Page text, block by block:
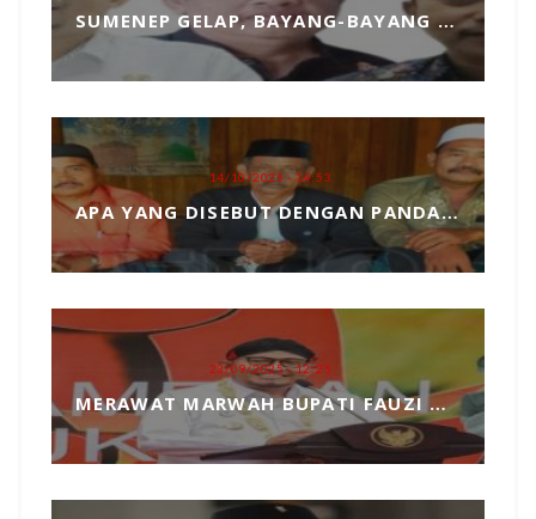
SUMENEP GELAP, BAYANG-BAYANG MATAHARI KEMBAR HANTUI PENGANGKATAN SEKDA
14/10/2025 - 14:53
APA YANG DISEBUT DENGAN PANDANGAN DUNIA, MARI KITA ULAS SECARA SEDERHANA
23/09/2025 - 12:25
MERAWAT MARWAH BUPATI FAUZI DARI TANGAN JAHIL PENYELENGGARA EVENT MCF 2025